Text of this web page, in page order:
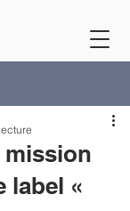
mission
label «